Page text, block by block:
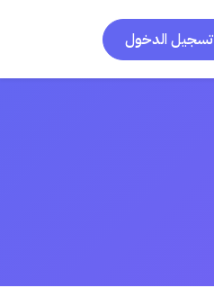
تسجيل الدخول